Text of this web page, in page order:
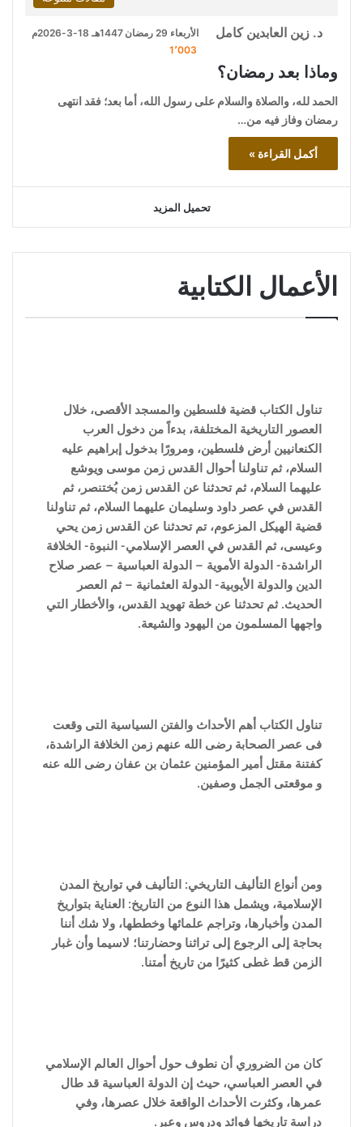
د. زين العابدين كامل
الأربعاء 29 رمضان 1447هـ 18-3-2026م
1٬003
وماذا بعد رمضان؟
الحمد لله، والصلاة والسلام على رسول الله، أما بعد؛ فقد انتهى
رمضان وفاز فيه من…
أكمل القراءة »
تحميل المزيد
الأعمال الكتابية
تناول الكتاب قضية فلسطين والمسجد الأقصى، خلال
العصور التاريخية المختلفة، بدءاً من دخول العرب
الكنعانيين أرض فلسطين، ومرورًا بدخول إبراهيم عليه
السلام، ثم تناولنا أحوال القدس زمن موسى ويوشع
عليهما السلام، ثم تحدثنا عن القدس زمن بُختنصر، ثم
القدس في عصر داود وسليمان عليهما السلام، ثم تناولنا
قضية الهيكل المزعوم، تم تحدثنا عن القدس زمن يحي
وعيسى، ثم القدس في العصر الإسلامي- النبوة- الخلافة
الراشدة- الدولة الأموية – الدولة العباسية – عصر صلاح
الدين والدولة الأيوبية- الدولة العثمانية – ثم العصر
الحديث. ثم تحدثنا عن خطة تهويد القدس، والأخطار التي
واجهها المسلمون من اليهود والشيعة.
تناول الكتاب أهم الأحداث والفتن ا لسياسية التى وقعت
فى عصر الصحابة رضى الله عنهم زمن الخلافة الراشدة،
كفتنة مقتل أمير المؤمنين عثمان بن عفان رضى الله عنه
و موقعتى الجمل وصفين.
ومن أنواع التأليف التاريخي: التأليف في تواريخ المدن
الإسلامية، ويشمل هذا النوع من التاريخ: العناية بتواريخ
المدن وأخبارها، وتراجم علمائها وخططها، ولا شك أننا
بحاجة إلى الرجوع إلى تراثنا وحضارتنا؛ لاسيما وأن غبار
الزمن قط غطى كثيرًا من تاريخ أمتنا.
كان من الضروري أن نطوف حول أحوال العالم الإسلامي
في العصر العباسي، حيث إن الدولة العباسية قد طال
عمرها، وكثرت الأحداث الواقعة خلال عصرها، وفي
دراسة تاريخها فوائد ودروس وعبر.